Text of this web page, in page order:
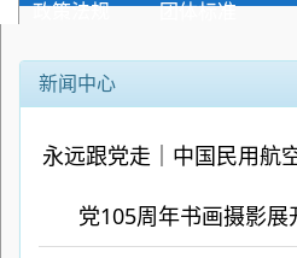
政策法规
团体标准
新闻中心
永远跟党走｜中国民用航
党105周年书画摄影